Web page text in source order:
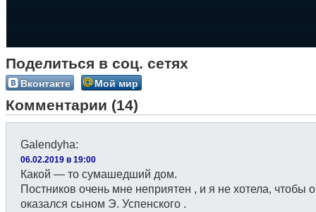
Поделиться в соц. сетях
Вконтакте Мой мир
Комментарии (14)
Galendyha:
06.02.2019 в 19:00
Какой — то сумашедший дом.
Постников очень мне неприятен , и я не хотела, чтобы
оказался сыном Э. Успенского .